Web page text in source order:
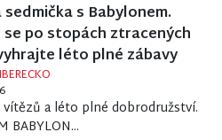
s Babylonem.
po stopách ztracených
léto plné zábavy
vítězů a léto plné dobrodružství.
BABYLON...